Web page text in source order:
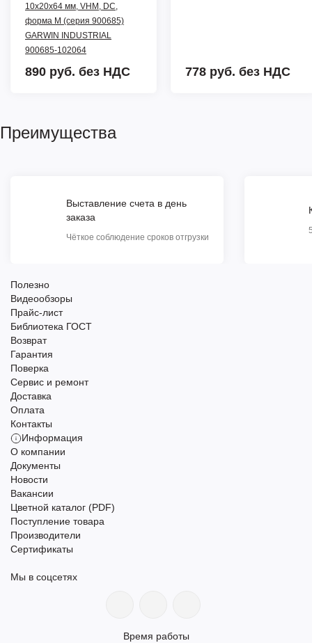
10x20x64 мм, VHM, DC,
форма M (серия 900685)
GARWIN INDUSTRIAL
900685-102064
890 руб. без НДС 778 руб. без НДС
Преимущества
Выставление счета в день
заказа
Чёткое соблюдение сроков отгрузки
Полезно
Видеообзоры
Прайс-лист
Библиотека ГОСТ
Возврат
Гарантия
Поверка
Сервис и ремонт
Доставка
Оплата
Контакты
Информация
О компании
Документы
Новости
Вакансии
Цветной каталог (PDF)
Поступление товара
Производители
Сертификаты
Мы в соцсетях
Время работы